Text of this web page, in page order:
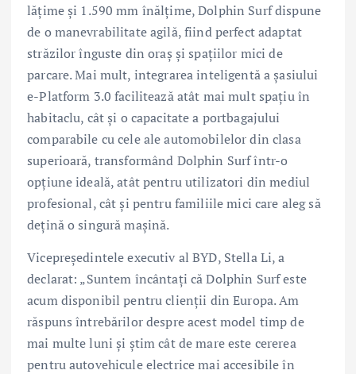
lățime și 1.590 mm înălțime, Dolphin Surf dispune
de o manevrabilitate agilă, fiind perfect adaptat
străzilor înguste din oraș și spațiilor mici de
parcare. Mai mult, integrarea inteligentă a șasiului
e-Platform 3.0 facilitează atât mai mult spațiu în
habitaclu, cât și o capacitate a portbagajului
comparabile cu cele ale automobilelor din clasa
superioară, transformând Dolphin Surf într-o
opțiune ideală, atât pentru utilizatori din mediul
profesional, cât și pentru familiile mici care aleg să
dețină o singură mașină.
Vicepreședintele executiv al BYD, Stella Li, a
declarat: „Suntem încântați că Dolphin Surf este
acum disponibil pentru clienții din Europa. Am
răspuns întrebărilor despre acest model timp de
mai multe luni și știm cât de mare este cererea
pentru autovehicule electrice mai accesibile în